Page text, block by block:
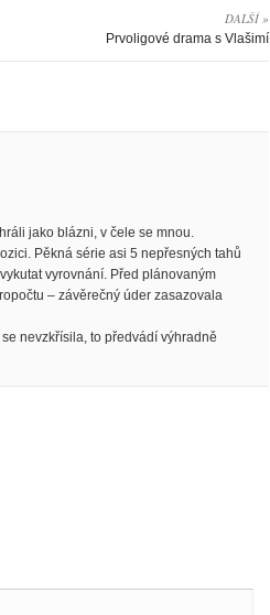
DALŠÍ »
Prvoligové drama s Vlašimí
jako blázni, v čele se mnou.
Pěkná série asi 5 nepřesných tahů
vyrovnání. Před plánovaným
– závěrečný úder zasazovala
nevzkřísila, to předvádí výhradně